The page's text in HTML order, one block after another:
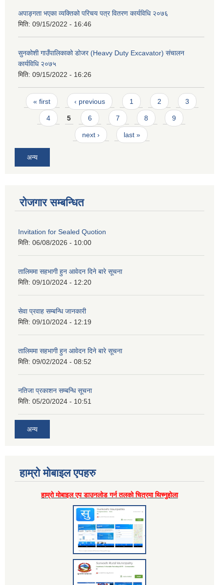
अपाङ्गता भएका व्यक्तिको परिचय पत्र वितरण कार्यविधि २०७६
मिति: 09/15/2022 - 16:46
सुनकोशी गाउँपालिकाको डोजर (Heavy Duty Excavator) संचालन
कार्यविधि २०७५
मिति: 09/15/2022 - 16:26
Pages
« first ‹ previous 1 2 3
4 5 6 7 8 9
next › last »
अन्य
रोजगार सम्बन्धित
Invitation for Sealed Quotion
मिति: 06/08/2026 - 10:00
तालिममा सहभागी हुन आवेदन दिने बारे सूचना
मिति: 09/10/2024 - 12:20
सेवा प्रवाह सम्बन्धि जानकारी
मिति: 09/10/2024 - 12:19
तालिममा सहभागी हुन आवेदन दिने बारे सूचना
मिति: 09/02/2024 - 08:52
नतिजा प्रकाशन सम्बन्धि सूचना
मिति: 05/20/2024 - 10:51
अन्य
हाम्राे माेबाइल एपहरु
हाम्राे माेबाइल एप डाउनलाेड गर्न तलकाे चित्रमा थिच्नुहाेला